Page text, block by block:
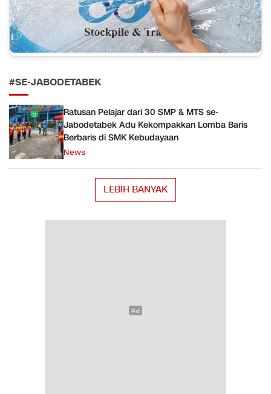
#SE-JABODETABEK
Ratusan Pelajar dari 30 SMP & MTS se-
Jabodetabek Adu Kekompakkan Lomba Baris
Berbaris di SMK Kebudayaan
News
LEBIH BANYAK